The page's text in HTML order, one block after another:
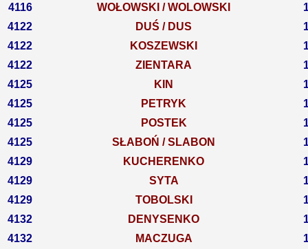
4116
WOŁOWSKI / WOLOWSKI
4122
DUŚ / DUS
4122
KOSZEWSKI
4122
ZIENTARA
4125
KIN
4125
PETRYK
4125
POSTEK
4125
SŁABOŃ / SLABON
4129
KUCHERENKO
4129
SYTA
4129
TOBOLSKI
4132
DENYSENKO
4132
MACZUGA